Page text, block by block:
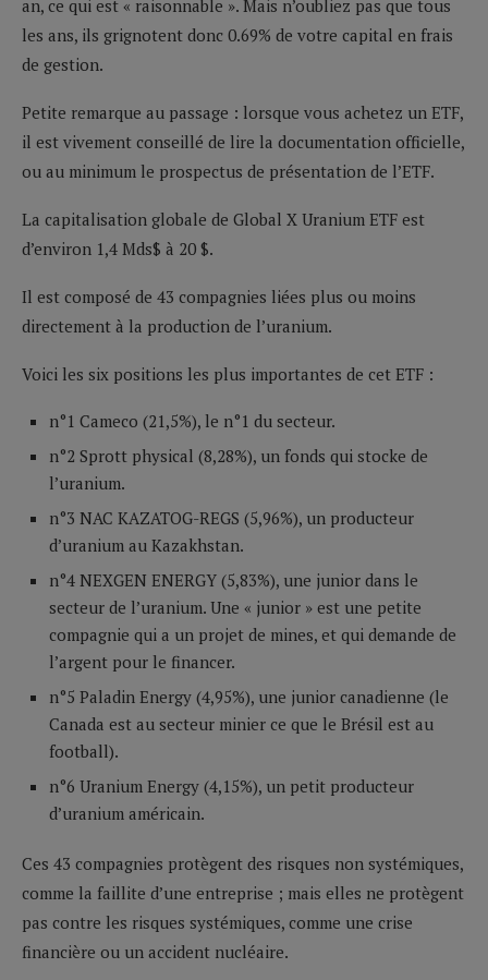
an, ce qui est « raisonnable ». Mais n’oubliez pas que tous
les ans, ils grignotent donc 0.69% de votre capital en frais
de gestion.
Petite remarque au passage : lorsque vous achetez un ETF,
il est vivement conseillé de lire la documentation officielle,
ou au minimum le prospectus de présentation de l’ETF.
La capitalisation globale de Global X Uranium ETF est
d’environ 1,4 Mds$ à 20 $.
Il est composé de 43 compagnies liées plus ou moins
directement à la production de l’uranium.
Voici les six positions les plus importantes de cet ETF :
n°1 Cameco (21,5%), le n°1 du secteur.
n°2 Sprott physical (8,28%), un fonds qui stocke de
l’uranium.
n°3 NAC KAZATOG-REGS (5,96%), un producteur
d’uranium au Kazakhstan.
n°4 NEXGEN ENERGY (5,83%), une junior dans le
secteur de l’uranium. Une « junior » est une petite
compagnie qui a un projet de mines, et qui demande de
l’argent pour le financer.
n°5 Paladin Energy (4,95%), une junior canadienne (le
Canada est au secteur minier ce que le Brésil est au
football).
n°6 Uranium Energy (4,15%), un petit producteur
d’uranium américain.
Ces 43 compagnies protègent des risques non systémiques,
comme la faillite d’une entreprise ; mais elles ne protègent
pas contre les risques systémiques, comme une crise
financière ou un accident nucléaire.